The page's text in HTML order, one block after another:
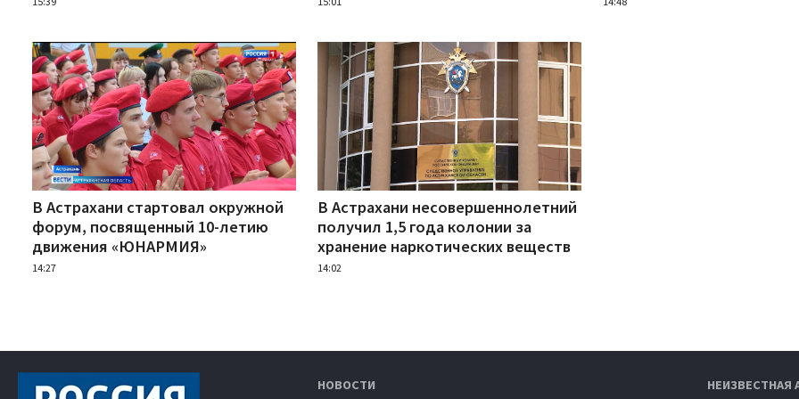
В Астрахани стартовал окружной
форум, посвященный 10-летию
движения «ЮНАРМИЯ»
14:27
В Астрахани несовершеннолетний
получил 1,5 года колонии за
хранение наркотических веществ
14:02
НОВОСТИ НЕИЗВЕСТНАЯ